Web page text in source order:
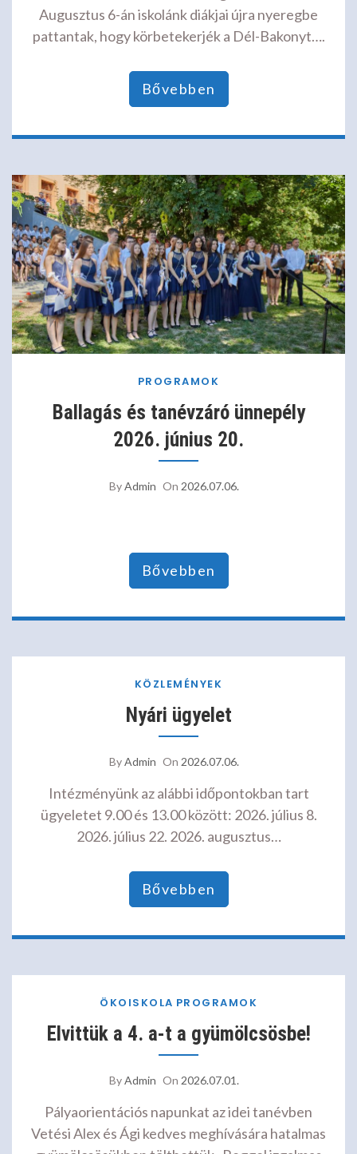
Augusztus 6-án iskolánk diákjai újra nyeregbe
pattantak, hogy körbetekerjék a Dél-Bakonyt….
Bővebben
PROGRAMOK
Ballagás és tanévzáró ünnepély
2026. június 20.
ByAdmin On 2026.07.06.
Bővebben
KÖZLEMÉNYEK
Nyári ügyelet
ByAdmin On 2026.07.06.
Intézményünk az alábbi időpontokban tart
ügyeletet 9.00 és 13.00 között: 2026. július 8.
2026. július 22. 2026. augusztus…
Bővebben
ÖKOISKOLA PROGRAMOK
Elvittük a 4. a-t a gyümölcsösbe!
ByAdmin On 2026.07.01.
Pályaorientációs napunkat az idei tanévben
Vetési Alex és Ági kedves meghívására hatalmas